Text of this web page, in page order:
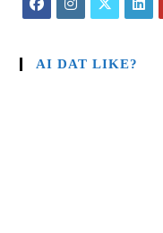
AI DAT LIKE?